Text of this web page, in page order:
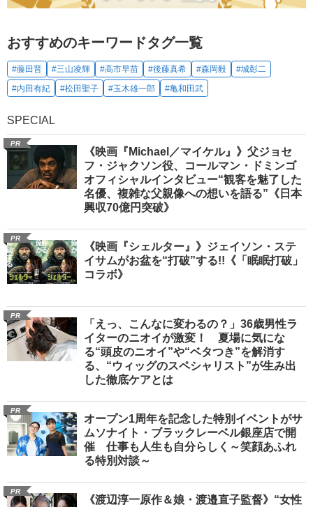
おすすめのキーワードタグ一覧
#藤田晋 #三山凌輝 #高市早苗 #後藤真希 #森岡毅
#城彰二
#内田有紀
#松田聖子 #玉木雄一郎 #亀和田武
SPECIAL
PR
《映画『Michael／マイケル』》父ジョセ
フ・ジャクソン役、コールマン・ドミンゴ
オフィシャルインタビュー“観客を魅了した
名優、複雑な父親像への想いを語る”《日本
興収70億円突破》
PR
《映画『シェルター』》ジェイソン・ステ
イサムがお盆を“打破”する!!《「眠眠打破」
コラボ》
PR
「えっ、こんなに変わるの？」36歳男性ラ
イターのニオイが激変！ 夏場に気にな
る“頭皮のニオイ”や“ベタつき”を解消す
る、“ウィッグのスペシャリスト”が生み出
した徹底ケアとは
PR
オープン1周年を記念した特別イベントがサ
ムソナイト・ブラックレーベル銀座店で開
催 仕事も人生も自分らしく～笑顔あふれ
る特別対談～
PR
《渡辺淳一原作＆娘・渡邉直子監督》“女性